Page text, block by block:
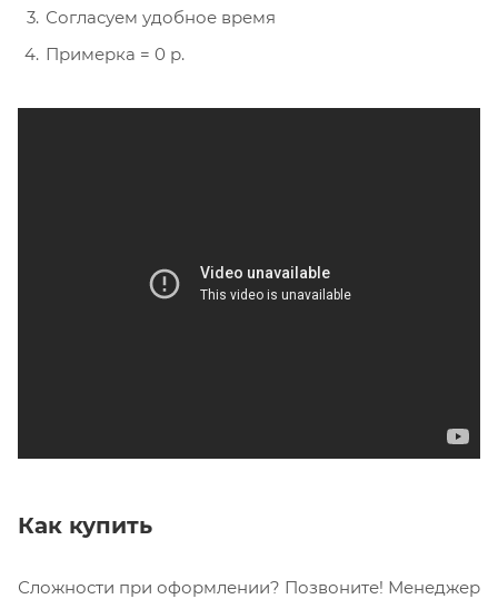
Согласуем удобное время
Примерка = 0 р.
Как купить
Сложности при оформлении? Позвоните! Менеджер